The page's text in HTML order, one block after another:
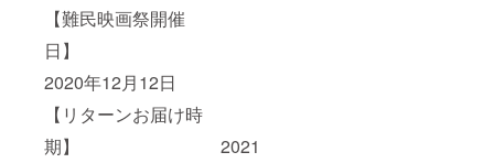
【難民映画祭開催
日】
2020年12月12日
【リターンお届け時
期】 2021